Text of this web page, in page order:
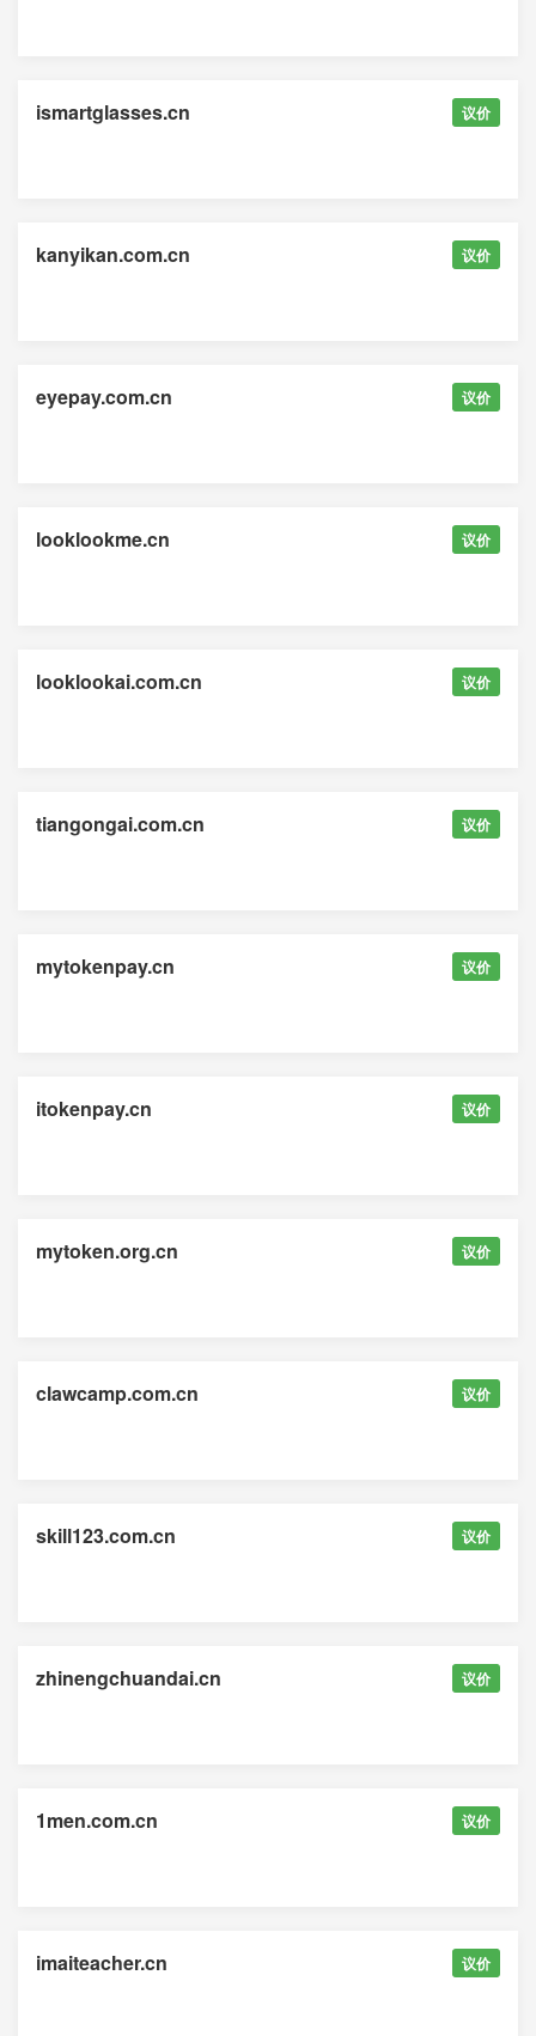
ismartglasses.cn 议价
kanyikan.com.cn 议价
eyepay.com.cn 议价
looklookme.cn 议价
looklookai.com.cn 议价
tiangongai.com.cn 议价
mytokenpay.cn 议价
itokenpay.cn 议价
mytoken.org.cn 议价
clawcamp.com.cn 议价
skill123.com.cn 议价
zhinengchuandai.cn 议价
1men.com.cn 议价
imaiteacher.cn 议价